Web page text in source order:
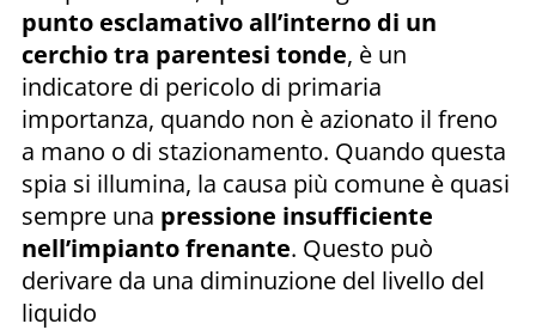
punto esclamativo all’interno di un
cerchio tra parentesi tonde, è un
indicatore di pericolo di primaria
importanza, quando non è azionato il freno
a mano o di stazionamento. Quando questa
spia si illumina, la causa più comune è quasi
sempre una pressione insufficiente
nell’impianto frenante. Questo può
derivare da una diminuzione del livello del
liquido